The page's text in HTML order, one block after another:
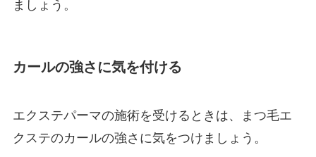
ましょう。
カールの強さに気を付ける
エクステパーマの施術を受けるときは、まつ毛エ
クステのカールの強さに気をつけましょう。